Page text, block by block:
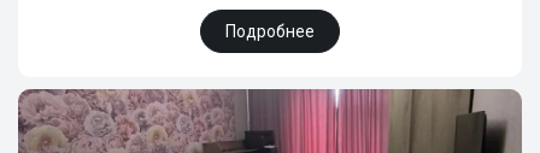
Подробнее